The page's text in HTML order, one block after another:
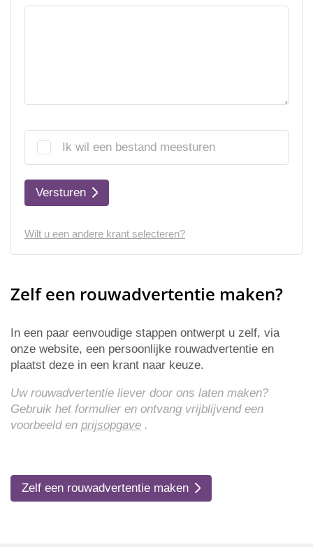
Ik wil een bestand meesturen
Versturen
Wilt u een andere krant selecteren?
Zelf een rouwadvertentie maken?
In een paar eenvoudige stappen ontwerpt u zelf, via
onze website, een persoonlijke rouwadvertentie en
plaatst deze in een krant naar keuze.
Uw rouwadvertentie liever door ons laten maken?
Gebruik het formulier en ontvang vrijblijvend een
voorbeeld en prijsopgave .
Zelf een rouwadvertentie maken